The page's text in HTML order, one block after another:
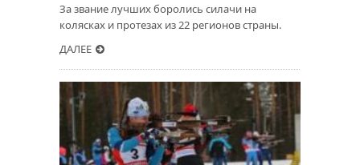
За звание лучших боролись силачи на
колясках и протезах из 22 регионов страны.
ДАЛЕЕ